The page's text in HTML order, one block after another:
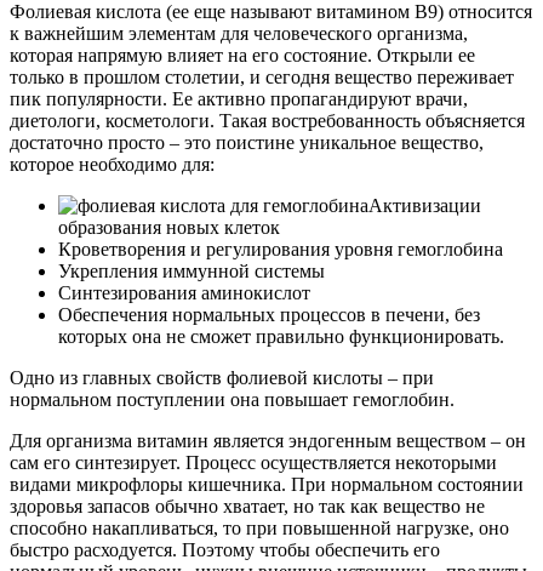
Фолиевая кислота (ее еще называют витамином В9) относится
к важнейшим элементам для человеческого организма,
которая напрямую влияет на его состояние. Открыли ее
только в прошлом столетии, и сегодня вещество переживает
пик популярности. Ее активно пропагандируют врачи,
диетологи, косметологи. Такая востребованность объясняется
достаточно просто – это поистине уникальное вещество,
которое необходимо для:
Активизации
образования новых клеток
Кроветворения и регулирования уровня гемоглобина
Укрепления иммунной системы
Синтезирования аминокислот
Обеспечения нормальных процессов в печени, без
которых она не сможет правильно функционировать.
Одно из главных свойств фолиевой кислоты – при
нормальном поступлении она повышает гемоглобин.
Для организма витамин является эндогенным веществом – он
сам его синтезирует. Процесс осуществляется некоторыми
видами микрофлоры кишечника. При нормальном состоянии
здоровья запасов обычно хватает, но так как вещество не
способно накапливаться, то при повышенной нагрузке, оно
быстро расходуется. Поэтому чтобы обеспечить его